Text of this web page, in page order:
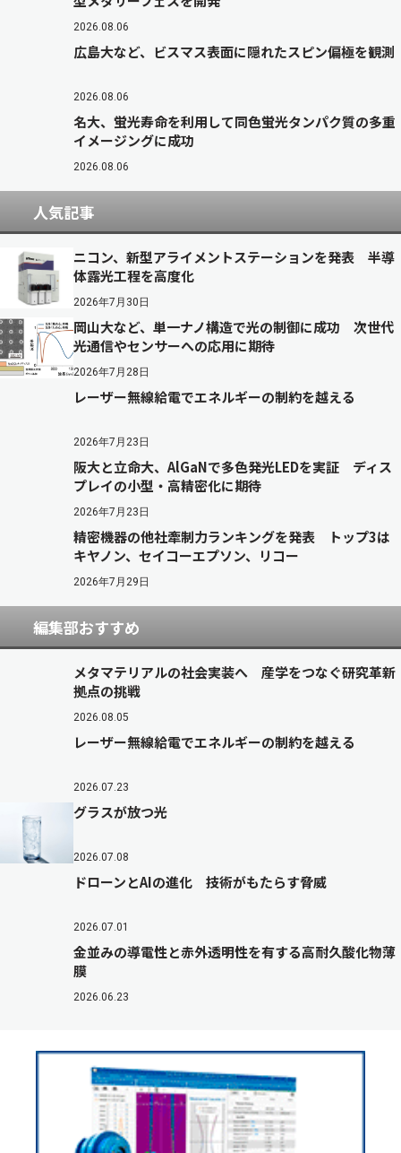
2026.08.06
広島大など、ビスマス表面に隠れたスピン偏極を観測
2026.08.06
名大、蛍光寿命を利用して同色蛍光タンパク質の多重
イメージングに成功
2026.08.06
人気記事
ニコン、新型アライメントステーションを発表 半導
体露光工程を高度化
2026年7月30日
岡山大など、単一ナノ構造で光の制御に成功 次世代
光通信やセンサーへの応用に期待
2026年7月28日
レーザー無線給電でエネルギーの制約を越える
2026年7月23日
阪大と立命大、AlGaNで多色発光LEDを実証 ディス
プレイの小型・高精密化に期待
2026年7月23日
精密機器の他社牽制力ランキングを発表 トップ3は
キヤノン、セイコーエプソン、リコー
2026年7月29日
編集部おすすめ
メタマテリアルの社会実装へ 産学をつなぐ研究革新
拠点の挑戦
2026.08.05
レーザー無線給電でエネルギーの制約を越える
2026.07.23
グラスが放つ光
2026.07.08
ドローンとAIの進化 技術がもたらす脅威
2026.07.01
金並みの導電性と赤外透明性を有する高耐久酸化物薄
膜
2026.06.23